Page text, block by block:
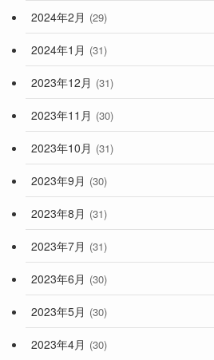
2024年2月 (29)
2024年1月 (31)
2023年12月 (31)
2023年11月 (30)
2023年10月 (31)
2023年9月 (30)
2023年8月 (31)
2023年7月 (31)
2023年6月 (30)
2023年5月 (30)
2023年4月 (30)